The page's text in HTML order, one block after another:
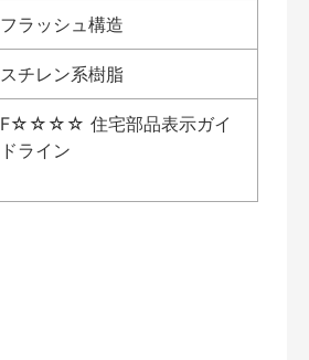
フラッシュ構造
スチレン系樹脂
F☆☆☆☆ 住宅部品表示ガイ
ドライン